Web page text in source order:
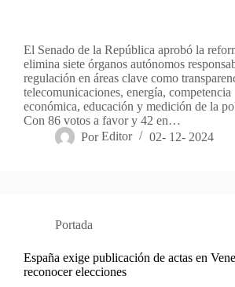
El Senado de la República aprobó la
elimina siete órganos autónomos
regulación en áreas clave como
telecomunicaciones, energía, competencia
económica, educación y medición de la
Con 86 votos a favor y 42 en…
Por Editor 02- 12- 2024
Portada
España exige publicación de actas en
reconocer elecciones